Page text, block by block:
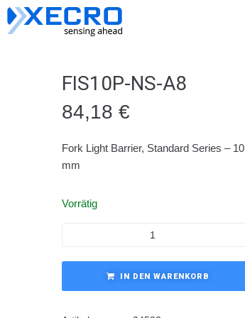
FIS10P-NS-A8
84,18 €
Fork Light Barrier, Standard Series – 10
mm
Vorrätig
IN DEN WARENKORB